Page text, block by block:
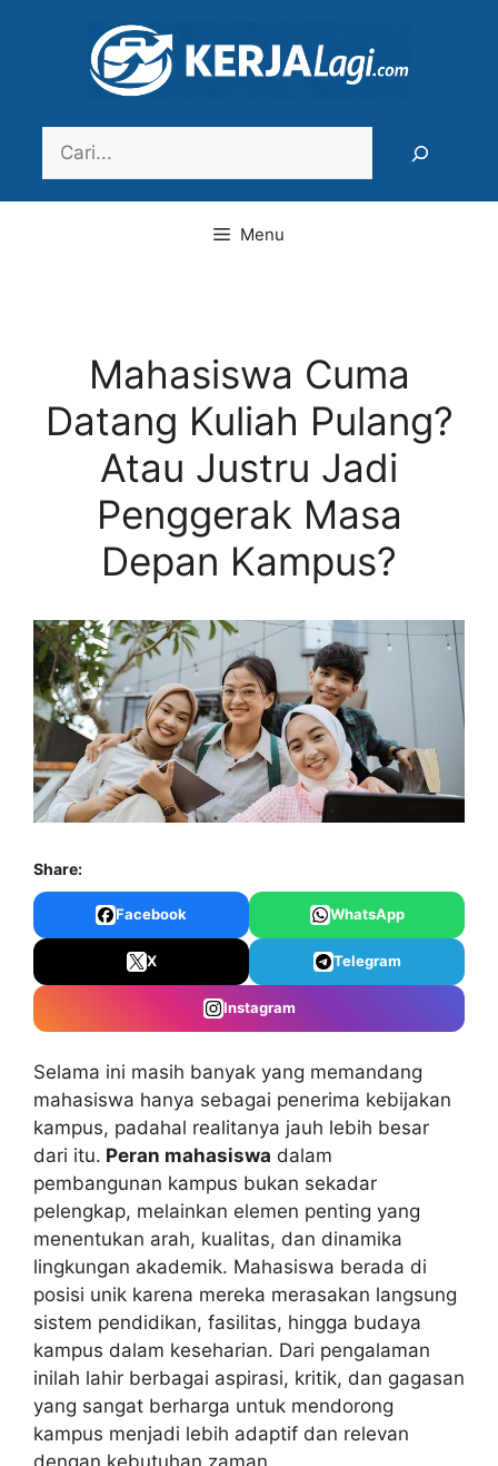
Menu
Mahasiswa Cuma
Datang Kuliah Pulang?
Atau Justru Jadi
Penggerak Masa
Depan Kampus?
Share:
Facebook WhatsApp
X Telegram
Instagram
Selama ini masih banyak yang memandang
mahasiswa hanya sebagai penerima kebijakan
kampus, padahal realitanya jauh lebih besar
dari itu. Peran mahasiswa dalam
pembangunan kampus bukan sekadar
pelengkap, melainkan elemen penting yang
menentukan arah, kualitas, dan dinamika
lingkungan akademik. Mahasiswa berada di
posisi unik karena mereka merasakan langsung
sistem pendidikan, fasilitas, hingga budaya
kampus dalam keseharian. Dari pengalaman
inilah lahir berbagai aspirasi, kritik, dan gagasan
yang sangat berharga untuk mendorong
kampus menjadi lebih adaptif dan relevan
dengan kebutuhan zaman.